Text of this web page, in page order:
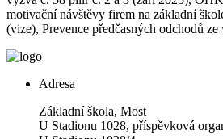
motivační návštěvy firem na základní
(vize), Prevence předčasných odchodů
Adresa
Základní škola, Most
U Stadionu 1028, příspěvková